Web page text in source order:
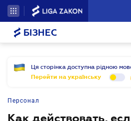
БІЗНЕС
Ця сторінка доступна рідною
Перейти на українську
Персонал
Как действовать,